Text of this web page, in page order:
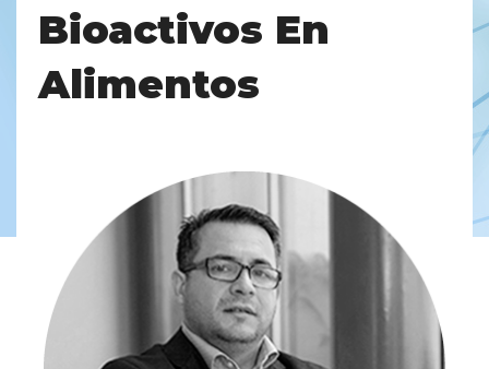
Bioactivos En
Alimentos